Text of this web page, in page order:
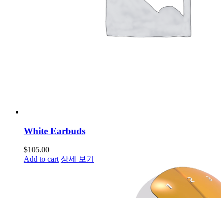
White Earbuds
$105.00
Add to cart 상세 보기